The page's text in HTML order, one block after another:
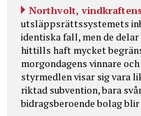
Northvolt,
utsläppsrättssystemets
identiska fall, men de
hittills haft mycket
morgondagens vinnare
styrmedlen visar sig vara
riktad subvention, bara
bidragsberoende bolag